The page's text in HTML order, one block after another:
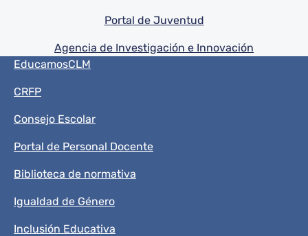
Portal de Juventud
Agencia de Investigación e Innovación
Menú del pie
EducamosCLM
CRFP
Consejo Escolar
Portal de Personal Docente
Biblioteca de normativa
Igualdad de Género
Inclusión Educativa